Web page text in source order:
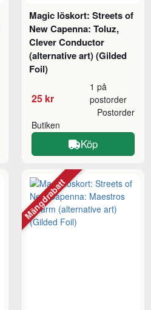
Magic löskort: Streets of
New Capenna: Toluz,
Clever Conductor
(alternative art) (Gilded
Foil)
25 kr
1 på
postorder
Butiken
Postorder
Köp
Mängdrabatt